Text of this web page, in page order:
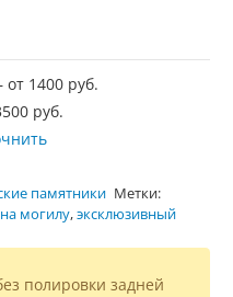
1400 руб.
руб.
памятники Метки:
могилу,эксклюзивный
полировки задней